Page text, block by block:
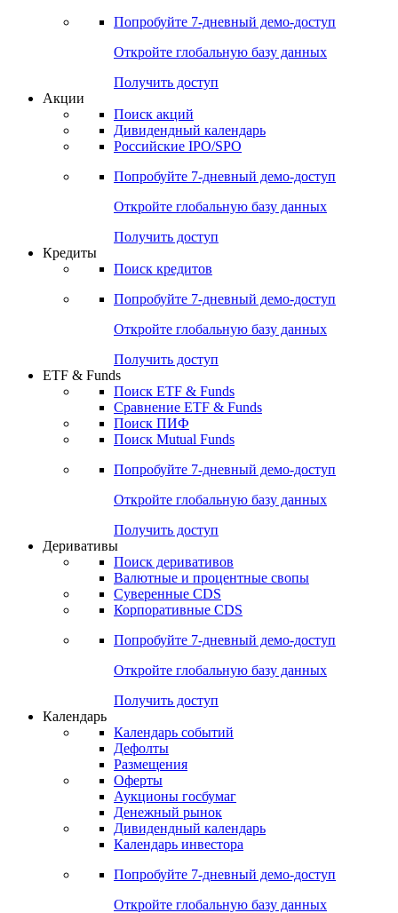
Попробуйте 7-дневный демо-доступ
Откройте глобальную базу данных
Получить доступ
Акции
Поиск акций
Дивидендный календарь
Российские IPO/SPO
Попробуйте 7-дневный демо-доступ
Откройте глобальную базу данных
Получить доступ
Кредиты
Поиск кредитов
Попробуйте 7-дневный демо-доступ
Откройте глобальную базу данных
Получить доступ
ETF & Funds
Поиск ETF & Funds
Сравнение ETF & Funds
Поиск ПИФ
Поиск Mutual Funds
Попробуйте 7-дневный демо-доступ
Откройте глобальную базу данных
Получить доступ
Деривативы
Поиск деривативов
Валютные и процентные свопы
Суверенные CDS
Корпоративные CDS
Попробуйте 7-дневный демо-доступ
Откройте глобальную базу данных
Получить доступ
Календарь
Календарь событий
Дефолты
Размещения
Оферты
Аукционы госбумаг
Денежный рынок
Дивидендный календарь
Календарь инвестора
Попробуйте 7-дневный демо-доступ
Откройте глобальную базу данных